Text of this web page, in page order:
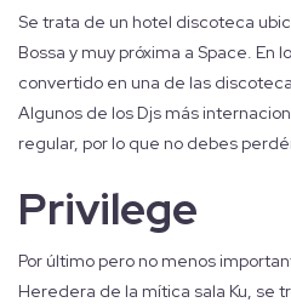
Se trata de un hotel discoteca
Bossa y muy próxima a Space. En
convertido en una de las
Algunos de los Djs más
regular, por lo que no debes
Privilege
Por último pero no menos
Heredera de la mítica sala Ku, se